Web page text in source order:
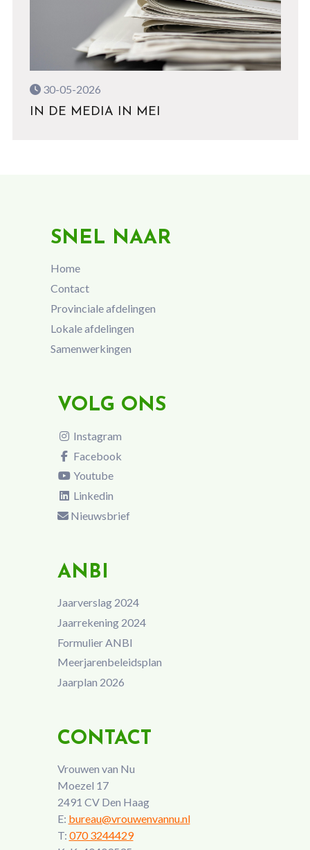
30-05-2026
IN DE MEDIA IN MEI
SNEL NAAR
Home
Contact
Provinciale afdelingen
Lokale afdelingen
Samenwerkingen
VOLG ONS
Instagram
Facebook
Youtube
Linkedin
Nieuwsbrief
ANBI
Jaarverslag 2024
Jaarrekening 2024
Formulier ANBI
Meerjarenbeleidsplan
Jaarplan 2026
CONTACT
Vrouwen van Nu
Moezel 17
2491 CV Den Haag
E: bureau@vrouwenvannu.nl
T: 070 3244429